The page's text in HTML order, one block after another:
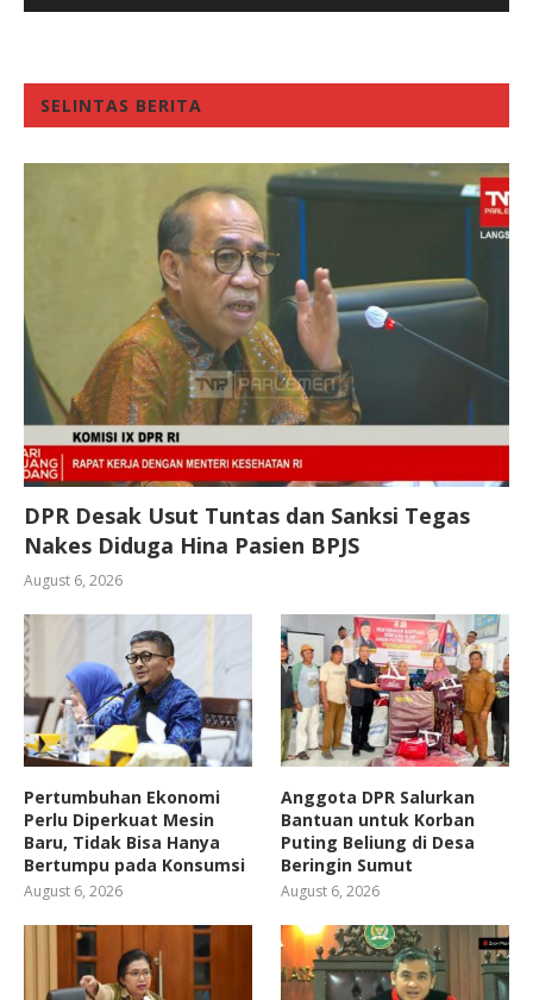
SELINTAS BERITA
DPR Desak Usut Tuntas dan Sanksi Tegas
Nakes Diduga Hina Pasien BPJS
August 6, 2026
Pertumbuhan Ekonomi
Perlu Diperkuat Mesin
Baru, Tidak Bisa Hanya
Bertumpu pada Konsumsi
August 6, 2026
Anggota DPR Salurkan
Bantuan untuk Korban
Puting Beliung di Desa
Beringin Sumut
August 6, 2026